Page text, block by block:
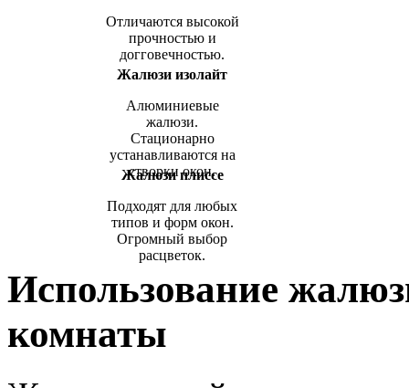
Отличаются высокой
прочностью и
догговечностью.
Жалюзи изолайт
Алюминиевые
жалюзи.
Стационарно
устанавливаются на
створки окон.
Жалюзи плиссе
Подходят для любых
типов и форм окон.
Огромный выбор
расцветок.
Использование
комнаты